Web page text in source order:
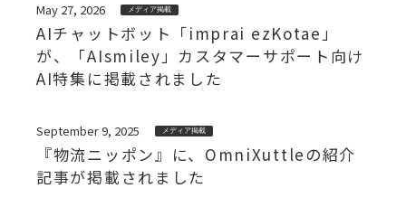
May 27, 2026 メディア掲載
AIチャットボット「imprai ezKotae」
が、「AIsmiley」カスタマーサポート向け
AI特集に掲載されました
September 9, 2025 メディア掲載
『物流ニッポン』に、OmniXuttleの紹介
記事が掲載されました